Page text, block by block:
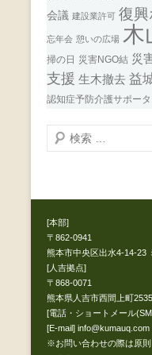
会議 建設業許可 復
忘年会 憩いの広場 木
掃の日 災害NGO結 災
支援 生木撤去 益
認知症予防介護サポー
検
索
[本部]
〒862-0941
熊本市中央区出水4-14-23
[人吉拠点]
〒868-0071
熊本県人吉市西間上町2535
[電話・ショートメール
[E-mail] info@kumauq.com
※お問い合わせの際は原